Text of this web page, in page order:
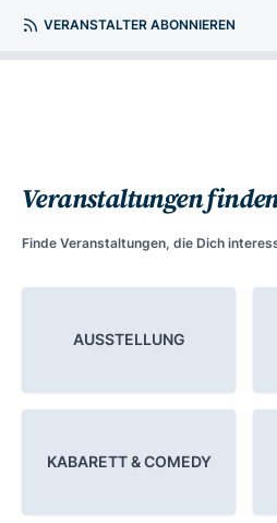
VERANSTALTER ABONNIEREN
Veranstaltungen
Finde Veranstaltungen, die Dich
AUSSTELLUNG
KABARETT & COMEDY